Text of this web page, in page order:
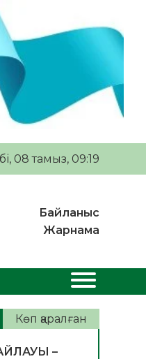
08 тамыз, 09:19
Байланыс
Жарнама
Көп қаралған
–